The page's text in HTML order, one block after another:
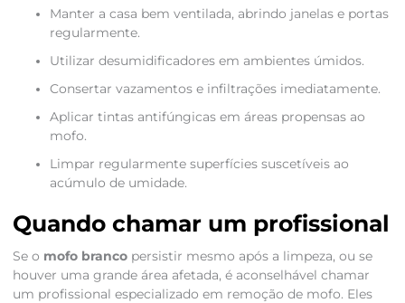
Manter a casa bem ventilada, abrindo janelas e portas
regularmente.
Utilizar desumidificadores em ambientes úmidos.
Consertar vazamentos e infiltrações imediatamente.
Aplicar tintas antifúngicas em áreas propensas ao
mofo.
Limpar regularmente superfícies suscetíveis ao
acúmulo de umidade.
Quando chamar um profissional
Se o mofo brancopersistir mesmo após a limpeza, ou se
houver uma grande área afetada, é aconselhável chamar
um profissional especializado em remoção de mofo. Eles